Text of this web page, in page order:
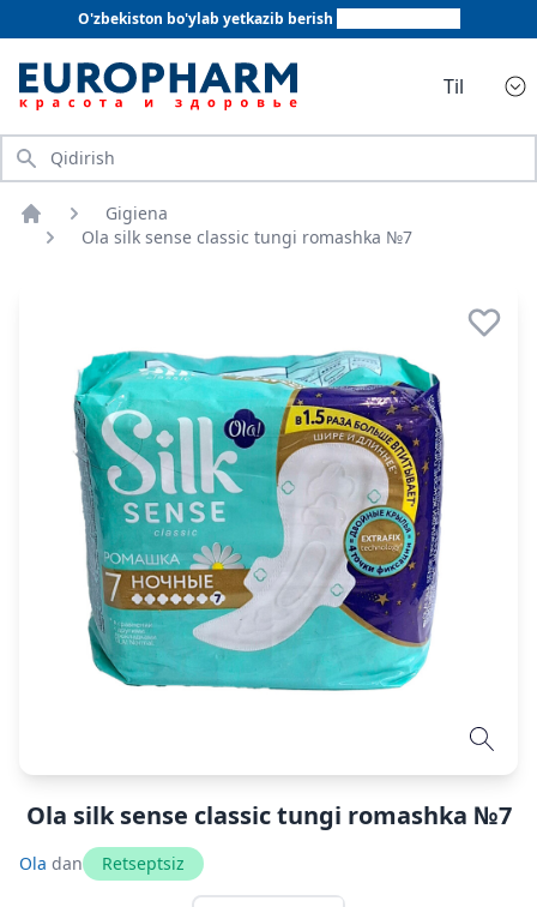
O'zbekiston bo'ylab yetkazib berish
Til
Qidirish
Bosh sahifa
Gigiena
Ola silk sense classic tungi romashka №7
Ola silk sense classic tungi romashka №7
Ola dan Retseptsiz